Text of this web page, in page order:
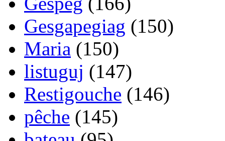
Gesgapegiag (150)
Maria (150)
listuguj (147)
Restigouche (146)
pêche (145)